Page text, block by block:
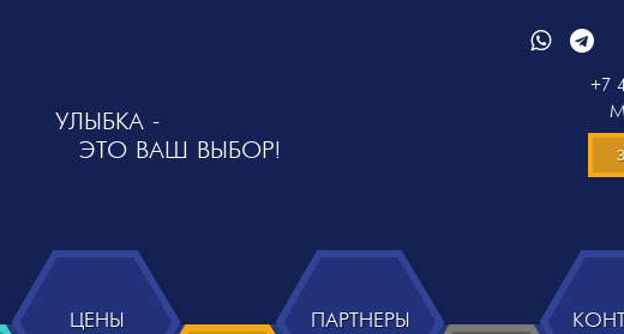
УЛЫБКА -
ЭТО ВАШ ВЫБОР!
+7
ЦЕНЫ ПАРТНЕРЫ